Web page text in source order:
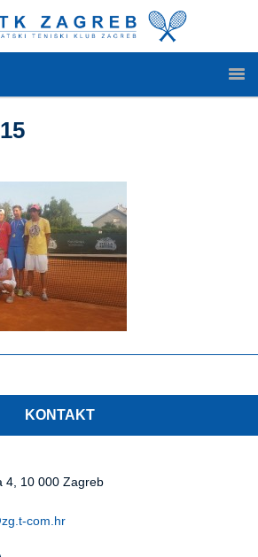
KONTAKT
4, 10 000 Zagreb
com.hr